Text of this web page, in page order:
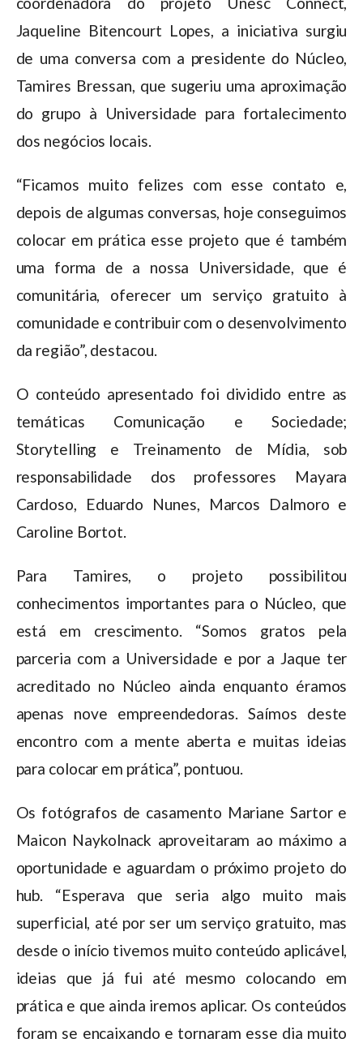
Jaqueline Bitencourt Lopes, a iniciativa surgiu
de uma conversa com a presidente do Núcleo,
Tamires Bressan, que sugeriu uma aproximação
do grupo à Universidade para fortalecimento
dos negócios locais.
“Ficamos muito felizes com esse contato e,
depois de algumas conversas, hoje conseguimos
colocar em prática esse projeto que é também
uma forma de a nossa Universidade, que é
comunitária, oferecer um serviço gratuito à
comunidade e contribuir com o desenvolvimento
da região”, destacou.
O conteúdo apresentado foi dividido entre as
temáticas Comunicação e Sociedade;
Storytelling e Treinamento de Mídia, sob
responsabilidade dos professores Mayara
Cardoso, Eduardo Nunes, Marcos Dalmoro e
Caroline Bortot.
Para Tamires, o projeto possibilitou
conhecimentos importantes para o Núcleo, que
está em crescimento. “Somos gratos pela
parceria com a Universidade e por a Jaque ter
acreditado no Núcleo ainda enquanto éramos
apenas nove empreendedoras. Saímos deste
encontro com a mente aberta e muitas ideias
para colocar em prática”, pontuou.
Os fotógrafos de casamento Mariane Sartor e
Maicon Naykolnack aproveitaram ao máximo a
oportunidade e aguardam o próximo projeto do
hub. “Esperava que seria algo muito mais
superficial, até por ser um serviço gratuito, mas
desde o início tivemos muito conteúdo aplicável,
ideias que já fui até mesmo colocando em
prática e que ainda iremos aplicar. Os conteúdos
foram se encaixando e tornaram esse dia muito